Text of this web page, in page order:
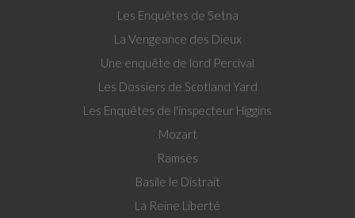
Les Enquêtes de Setna
La Vengeance des Dieux
Une enquête de lord Percival
Les Dossiers de Scotland Yard
Les Enquêtes de l'inspecteur Higgins
Mozart
Ramsès
Basile le Distrait
La Reine Liberté